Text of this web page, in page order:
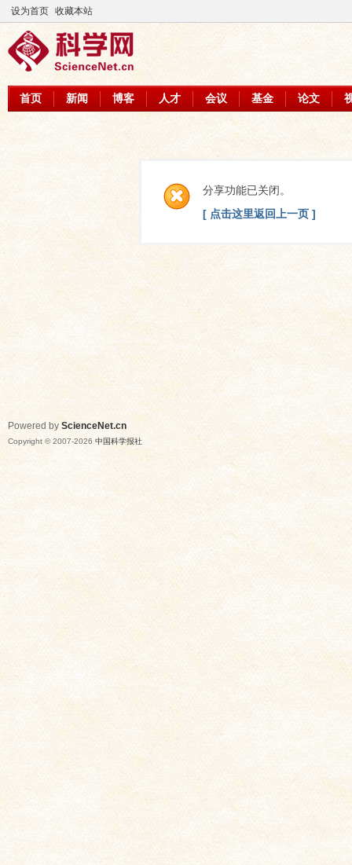
设为首页 收藏本站
首页 新闻 博客 人才 会议 基金 论文
分享功能已关闭。
[ 点击这里返回上一页 ]
Powered by ScienceNet.cn
Copyright © 2007-2026 中国科学报社